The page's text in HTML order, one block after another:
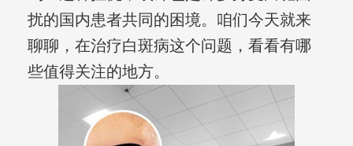
扰的国内患者共同的困境。咱们今天就来
聊聊，在治疗白斑病这个问题，看看有哪
些值得关注的地方。